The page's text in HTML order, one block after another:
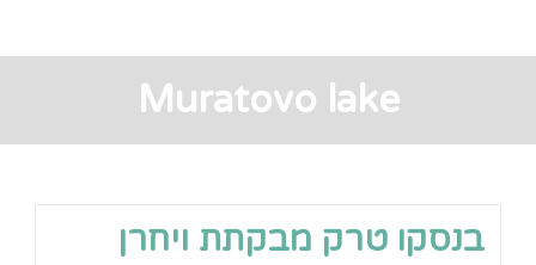
Muratovo lake
בנסקו טרק מבקתת ויחרן